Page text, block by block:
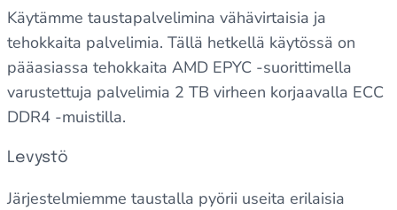
Käytämme taustapalvelimina vähävirtaisia ja
tehokkaita palvelimia. Tällä hetkellä käytössä on
pääasiassa tehokkaita AMD EPYC -suorittimella
varustettuja palvelimia 2 TB virheen korjaavalla ECC
DDR4 -muistilla.
Levystö
Järjestelmiemme taustalla pyörii useita erilaisia